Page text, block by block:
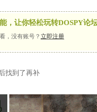
，让你轻松玩转DOSPY论
，没有账号？ 立即注册
找到了再补